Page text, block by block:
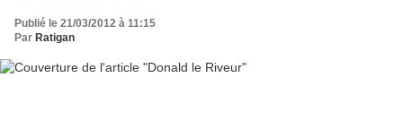
Publié le 21/03/2012 à 11:15
Par Ratigan